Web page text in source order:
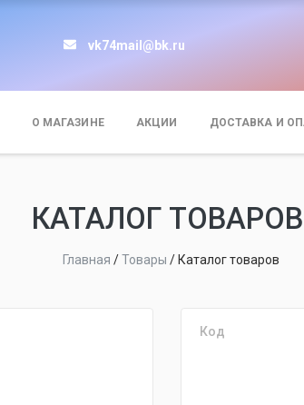
vk74mail@bk.ru
О МАГАЗИНЕ АКЦИИ ДОСТАВКА И
КАТАЛОГ ТОВАРОВ
Главная /Товары / Каталог товаров
Код